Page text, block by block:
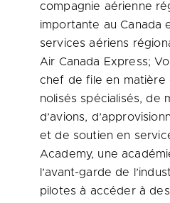
compagnie aérienne
importante auCanada
services aériens
Air Canada Express;
chef de file en matière
nolisés spécialisés, de
d’avions,
et de soutien en
Academy, une
l’avant-garde de
pilotes à accéder à